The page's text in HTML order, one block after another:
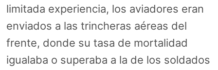
limitada experiencia, los aviadores eran
enviados a las trincheras aéreas del
frente, donde su tasa de mortalidad
igualaba o superaba a la de los soldados